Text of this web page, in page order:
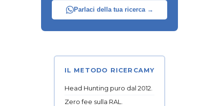
Parlaci della tua ricerca →
IL METODO RICERCAMY
Head Hunting puro dal 2012.
Zero fee sulla RAL.